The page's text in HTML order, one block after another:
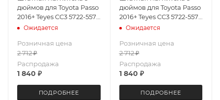
дюймов для Toyota Passo
2016+ Teyes CC3 5722-5572
4+64G
Ожидается
Розничная цена
2 712₽
Распродажа
1 840 ₽
ПОДРОБНЕЕ
дюймов для Toyota Passo
2016+ Teyes CC3 5722-5570
6+128 Gb
Ожидается
Розничная цена
2 712₽
Распродажа
1 840 ₽
ПОДРОБНЕЕ